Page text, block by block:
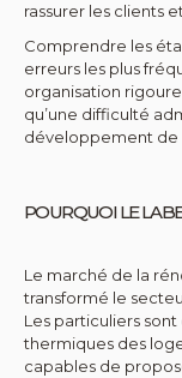
rassurer les clients
Comprendre les
erreurs les plus
organisation
qu’une difficulté
développement de
POURQUOI LE
Le marché de la
transformé le
Les particuliers
thermiques des
capables de